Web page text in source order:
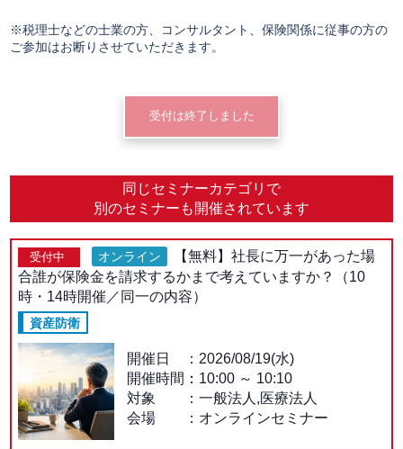
※税理士などの士業の方、コンサルタント、保険関係に従事の方の
ご参加はお断りさせていただきます。
受付は終了しました
同じセミナーカテゴリで
別のセミナーも開催されています
受付中 オンライン
【無料】社長に万一があった場
合誰が保険金を請求するかまで考えていますか？（10
時・14時開催／同一の内容）
資産防衛
開催日
2026/08/19(水)
開催時間： 10:00～ 10:10
対象
一般法人,医療法人
会場
オンラインセミナー